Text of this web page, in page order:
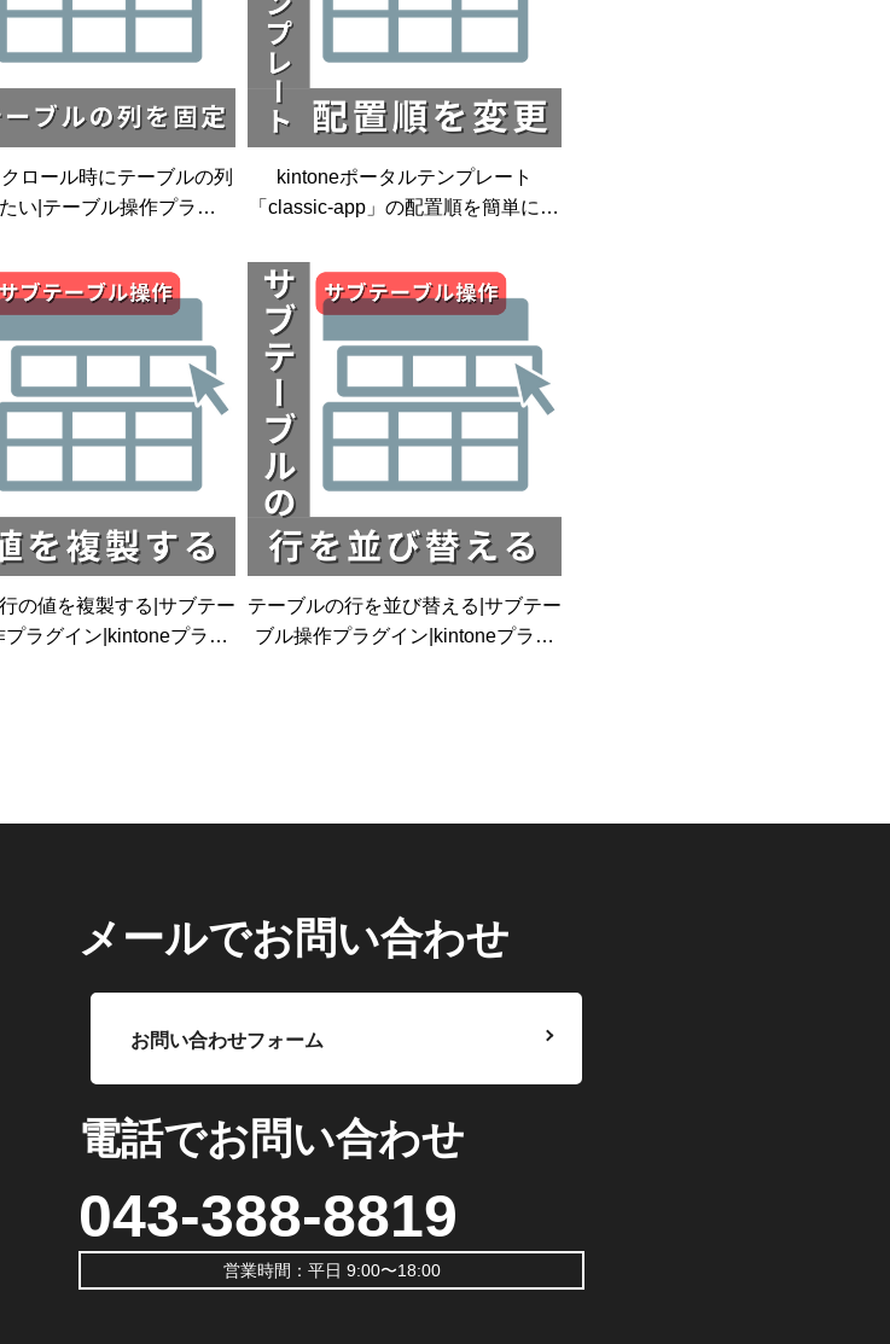
ロール時にテーブルの列
い|テーブル操作プラグイ
kintoneポータルテンプレート
「classic-app」の配置順を簡単に変
ン|kintoneプラグイン
の値を複製する|サブテー
プラグイン|kintoneプラグ
テーブルの行を並び替える|サブテー
ブル操作プラグイン|kintoneプラグ
メールでお問い合わせ
お問い合わせフォーム
電話でお問い合わせ
043-388-8819
営業時間：平日 9:00〜18:00